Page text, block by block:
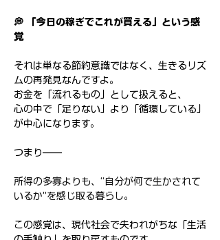
💭 「今日の稼ぎでこれが買える」という感
覚
それは単なる節約意識ではなく、生きるリズ
ムの再発見なんですよ。
お金を「流れるもの」として扱えると、
心の中で「足りない」より「循環している」
が中心になります。
つまり——
所得の多寡よりも、“自分が何で生かされて
いるか”を感じ取る暮らし。
この感覚は、現代社会で失われがちな「生活